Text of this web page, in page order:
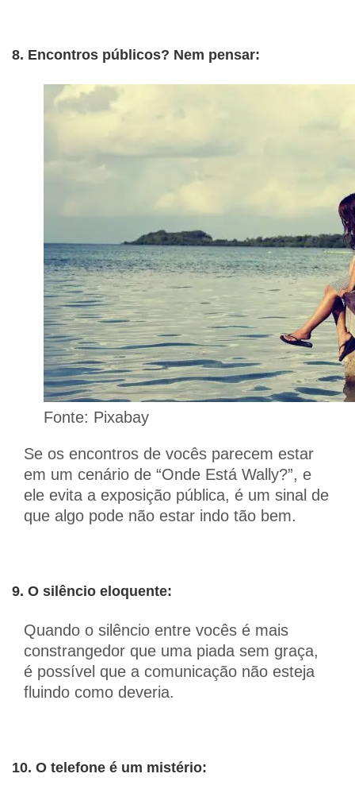
8. Encontros públicos? Nem pensar:
Fonte: Pixabay
Se os encontros de vocês parecem estar
em um cenário de “Onde Está Wally?”, e
ele evita a exposição pública, é um sinal de
que algo pode não estar indo tão bem.
9. O silêncio eloquente:
Quando o silêncio entre vocês é mais
constrangedor que uma piada sem graça,
é possível que a comunicação não esteja
fluindo como deveria.
10. O telefone é um mistério: